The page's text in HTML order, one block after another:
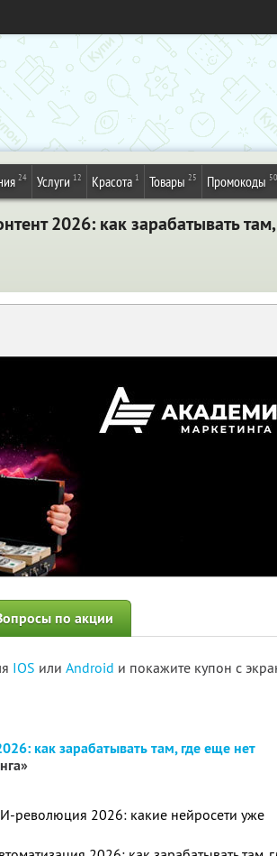
24 Услуги 12 Красота 1 Товары 25 Промокоды 50
2026: как зарабатывать
по акции
IOS или Android и покажите купон с
как зарабатывать там, где еще нет
революция 2026: какие нейросети уже